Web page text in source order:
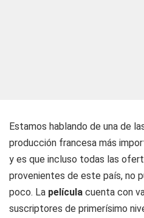
Estamos hablando de una de
producción francesa más
y es que incluso todas las
provenientes de este país, no
poco. La película cuenta con
suscriptores de primerísimo